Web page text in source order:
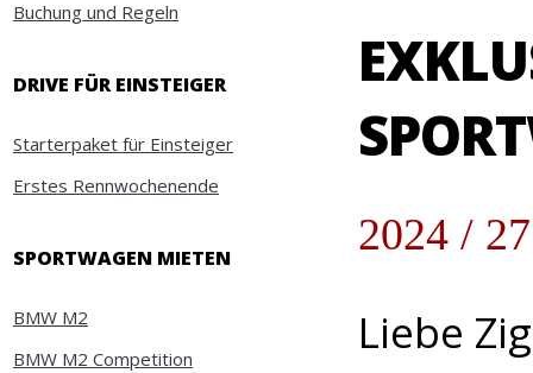
Buchung und Regeln
DRIVE FÜR EINSTEIGER
Starterpaket für Einsteiger
Erstes Rennwochenende
SPORTWAGEN MIETEN
BMW M2
BMW M2 Competition
2024 /
Liebe